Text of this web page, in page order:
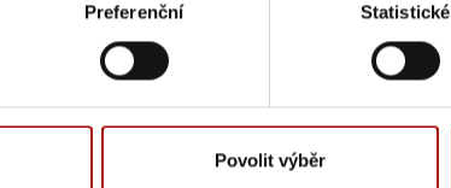
Preferenční Statistické
Povolit výběr
Přihlašte se k odběru novinek e-mailem.